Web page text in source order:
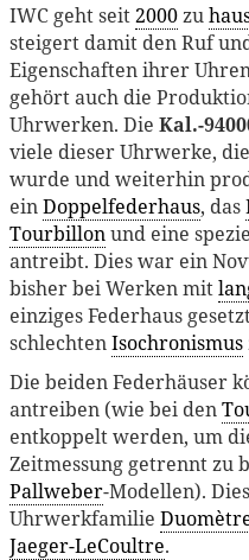
IWC geht seit2000zu
steigert damit den Ruf
Eigenschaften ihrer
gehört auch die
Uhrwerken. Die Kal.-
viele dieser Uhrwerke,
wurde und weiterhin
einDoppelfederhaus, das
Tourbillonund eine
antreibt. Dies war ein
bisher bei Werken mit
einziges Federhaus
schlechtenIsochronismus
Die beiden Federhäuser
antreiben (wie bei den
entkoppelt werden, um
Zeitmessung getrennt zu
Pallweber-Modellen).
Uhrwerkfamilie
Jaeger-LeCoultre.